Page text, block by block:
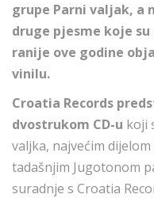
grupe Parni valjak, a
druge pjesme koje
ranije ove godine
vinilu.
Croatia Records
dvostrukom CD-u koji
valjka, najvećim
tadašnjim Jugotonom
suradnje s Croatia